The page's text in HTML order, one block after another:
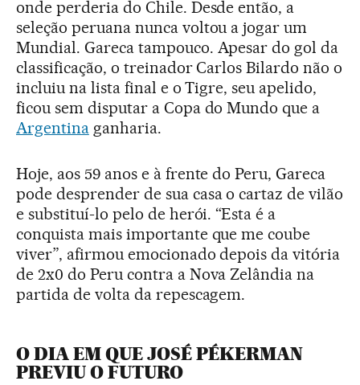
onde perderia do Chile. Desde então, a
seleção peruana nunca voltou a jogar um
Mundial. Gareca tampouco. Apesar do gol da
classificação, o treinador Carlos Bilardo não o
incluiu na lista final e o Tigre, seu apelido,
ficou sem disputar a Copa do Mundo que a
Argentinaganharia.
Hoje, aos 59 anos e à frente do Peru, Gareca
pode desprender de sua casa o cartaz de vilão
e substituí-lo pelo de herói. “Esta é a
conquista mais importante que me coube
viver”, afirmou emocionado depois da vitória
de 2x0 do Peru contra a Nova Zelândia na
partida de volta da repescagem.
O DIA EM QUE JOSÉ PÉKERMAN
PREVIU O FUTURO